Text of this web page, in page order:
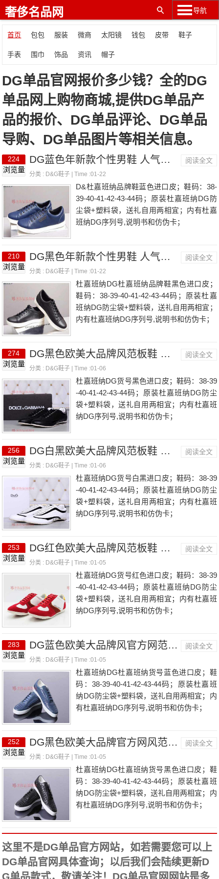
导航
奢侈名品网
首页 包包 服装 微商 太阳镜 钱包 皮带 鞋子
手表 围巾 饰品 资讯 帽子
DG单品官网报价多少钱？全的DG
单品网上购物商城,提供DG单品产
品的报价、DG单品评论、DG单品
导购、DG单品图片等相关信息。
阅读全文
224
浏览量
DG蓝色年新款个性男鞋 人气款潮范百搭单品鞋
分类 : D&G鞋子 | Time :01-22
D&杜嘉班纳品牌鞋蓝色进口皮；鞋码：38-
39-40-41-42-43-44码；原装杜嘉班纳DG防
尘袋+塑料袋，送礼自用两相宜；内有杜嘉
班纳DG序列号,说明书和仿伪卡；
阅读全文
210
浏览量
DG黑色年新款个性男鞋 人气款潮范百搭单品鞋
分类 : D&G鞋子 | Time :01-22
杜嘉班纳DG杜嘉班纳品牌鞋黑色进口皮；
鞋码：38-39-40-41-42-43-44码；原装杜嘉
班纳DG防尘袋+塑料袋，送礼自用两相宜；
内有杜嘉班纳DG序列号,说明书和仿伪卡；
阅读全文
274
浏览量
DG黑色欧美大品牌风范板鞋 潮流前线款单品男鞋
分类 : D&G鞋子 | Time :01-06
杜嘉班纳DG货号黑色进口皮；鞋码：38-39
-40-41-42-43-44码；原装杜嘉班纳DG防尘
袋+塑料袋，送礼自用两相宜；内有杜嘉班
纳DG序列号,说明书和仿伪卡；
阅读全文
256
浏览量
DG白黑欧美大品牌风范板鞋 潮流前线款单品男鞋
分类 : D&G鞋子 | Time :01-06
杜嘉班纳DG货号白黑进口皮；鞋码：38-39
-40-41-42-43-44码；原装杜嘉班纳DG防尘
袋+塑料袋，送礼自用两相宜；内有杜嘉班
纳DG序列号,说明书和仿伪卡；
阅读全文
253
浏览量
DG红色欧美大品牌风范板鞋 潮流前线款官方网单品男鞋
分类 : D&G鞋子 | Time :01-05
杜嘉班纳DG货号红色进口皮；鞋码：38-39
-40-41-42-43-44码；原装杜嘉班纳DG防尘
袋+塑料袋，送礼自用两相宜；内有杜嘉班
纳DG序列号,说明书和仿伪卡；
阅读全文
283
浏览量
DG蓝色欧美大品牌风官方网范板鞋 潮流前线款单品男鞋
分类 : D&G鞋子 | Time :01-05
杜嘉班纳DG杜嘉班纳货号蓝色进口皮；鞋
码：38-39-40-41-42-43-44码；原装杜嘉班
纳DG防尘袋+塑料袋，送礼自用两相宜；内
有杜嘉班纳DG序列号,说明书和仿伪卡；
阅读全文
252
浏览量
DG黑色欧美大品牌官方网风范板鞋 潮流前线款单品男鞋
分类 : D&G鞋子 | Time :01-05
杜嘉班纳DG杜嘉班纳货号黑色进口皮；鞋
码：38-39-40-41-42-43-44码；原装杜嘉班
纳DG防尘袋+塑料袋，送礼自用两相宜；内
有杜嘉班纳DG序列号,说明书和仿伪卡；
这里不是DG单品官方网站，如若需要您可以上
DG单品官网具体查询；以后我们会陆续更新D
G单品款式，敬请关注！DG单品官网网站是多